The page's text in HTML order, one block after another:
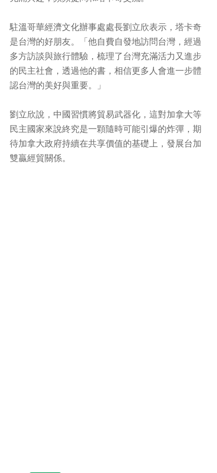
駐溫哥華經濟文化辦事處處長劉立欣表示，塔卡奇
是台灣的好朋友。「他自費自發地訪問台灣，經過
多方訪談與旅行體驗，梳理了台灣充滿活力又進步
的民主社會，透過他的書，相信更多人會進一步體
認台灣的美好與重要。」
劉立欣說，中國習慣將貿易武器化，這對加拿大等
民主國家來說終究是一顆隨時可能引爆的炸彈，期
待加拿大政府持續在共享價值的基礎上，發展台加
雙贏經貿關係。